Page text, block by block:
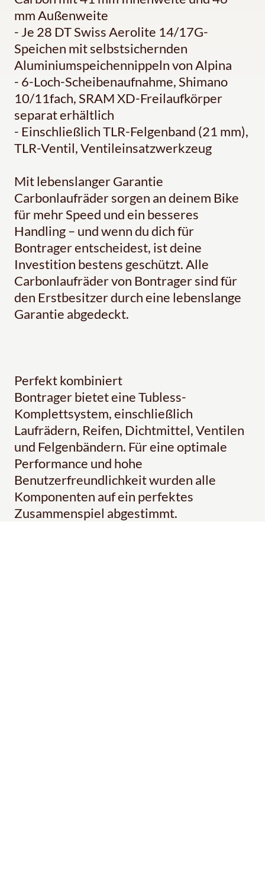
mm Außenweite
- Je 28 DT Swiss Aerolite 14/17G-
Speichen mit selbstsichernden
Aluminiumspeichennippeln von Alpina
- 6-Loch-Scheibenaufnahme, Shimano
10/11fach, SRAM XD-Freilaufkörper
separat erhältlich
- Einschließlich TLR-Felgenband (21 mm),
TLR-Ventil, Ventileinsatzwerkzeug
Mit lebenslanger Garantie
Carbonlaufräder sorgen an deinem Bike
für mehr Speed und ein besseres
Handling – und wenn du dich für
Bontrager entscheidest, ist deine
Investition bestens geschützt. Alle
Carbonlaufräder von Bontrager sind für
den Erstbesitzer durch eine lebenslange
Garantie abgedeckt.
Perfekt kombiniert
Bontrager bietet eine Tubless-
Komplettsystem, einschließlich
Laufrädern, Reifen, Dichtmittel, Ventilen
und Felgenbändern. Für eine optimale
Performance und hohe
Benutzerfreundlichkeit wurden alle
Komponenten auf ein perfektes
Zusammenspiel abgestimmt.